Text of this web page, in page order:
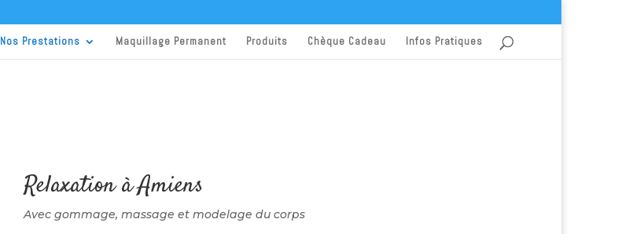
Nos Prestations Maquillage Permanent Produits Chèque Cadeau Infos Pratiques
Relaxation à Amiens
Avec gommage, massage et modelage du corps